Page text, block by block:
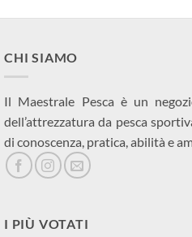
CHI SIAMO
Il Maestrale Pesca è un
dell’attrezzatura da pesca
di conoscenza, pratica, abilità e
I PIÙ VOTATI